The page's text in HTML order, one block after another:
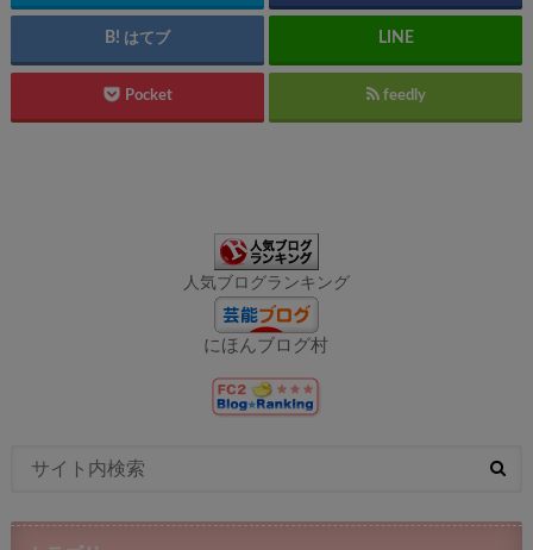
はてブ
Pocket feedly
人気ブログランキング
にほんブログ村